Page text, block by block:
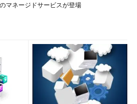
マネージドサービスが登場